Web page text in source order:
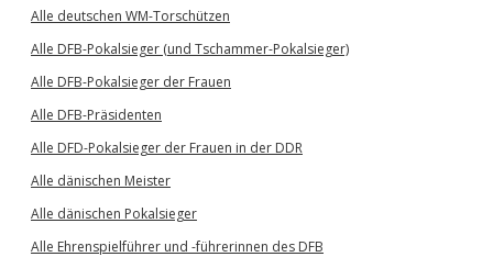
Alle deutschen WM-Torschützen
Alle DFB-Pokalsieger (und Tschammer-Pokalsieger)
Alle DFB-Pokalsieger der Frauen
Alle DFB-Präsidenten
Alle DFD-Pokalsieger der Frauen in der DDR
Alle dänischen Meister
Alle dänischen Pokalsieger
Alle Ehrenspielführer und -führerinnen des DFB